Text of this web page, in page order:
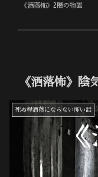
《洒落怖》繰り返す家族
《洒落怖》陰
死ぬ程洒落にならない怖い話